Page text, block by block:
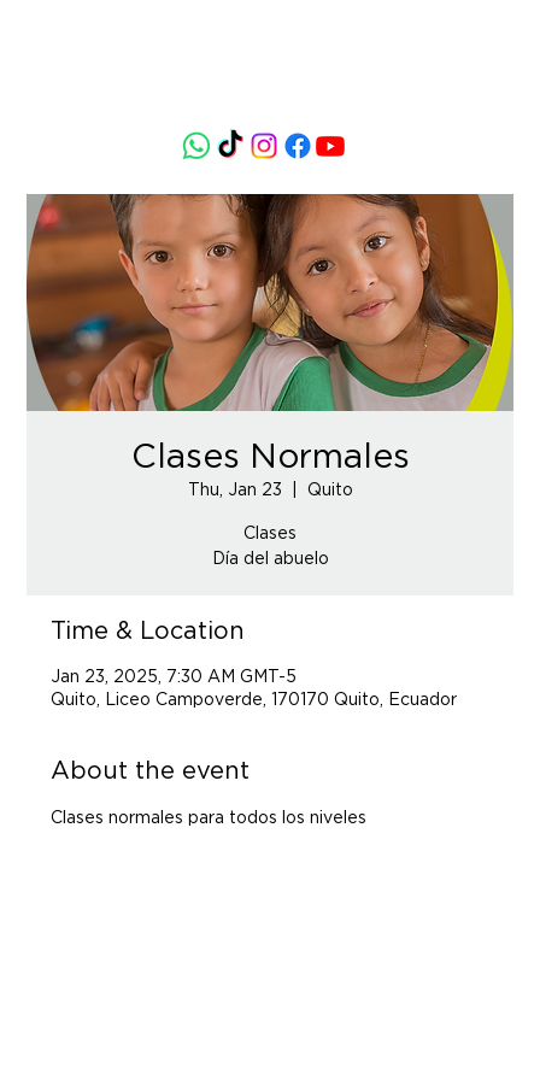
Clases Normales
Thu, Jan 23 Quito
Clases
Día del abuelo
Time & Location
Jan 23, 2025, 7:30 AM GMT-5
Quito, Liceo Campoverde, 170170 Quito, Ecuador
About the event
Clases normales para todos los niveles